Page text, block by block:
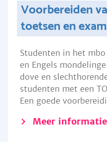
Voorbereiden
toetsen en
Studenten in het
en Engels
dove en
studenten met een
Een goede
Meer informatie